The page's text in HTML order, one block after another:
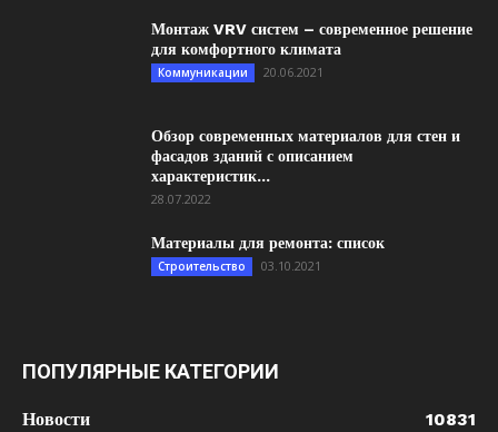
Монтаж VRV систем – современное решение
для комфортного климата
Коммуникации 20.06.2021
Обзор современных материалов для стен и
фасадов зданий с описанием
характеристик...
28.07.2022
Материалы для ремонта: список
Строительство 03.10.2021
ПОПУЛЯРНЫЕ КАТЕГОРИИ
Новости
10831